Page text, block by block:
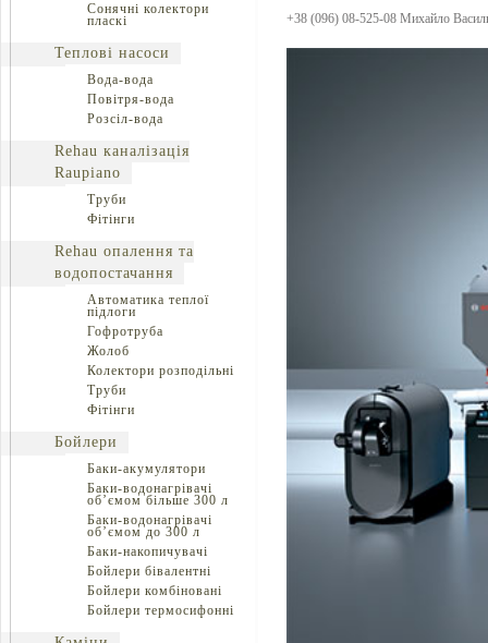
Сонячні колектори
пласкі
Теплові насоси
Вода-вода
Повітря-вода
Розсіл-вода
Rehau каналізація
Raupiano
Труби
Фітінги
Rehau опалення та
водопостачання
Автоматика теплої
підлоги
Гофротруба
Жолоб
Колектори розподільні
Труби
Фітінги
Бойлери
Баки-акумулятори
Баки-водонагрівачі
об’ємом більше 300 л
Баки-водонагрівачі
об’ємом до 300 л
Баки-накопичувачі
Бойлери бівалентні
Бойлери комбіновані
Бойлери термосифонні
+38 (096) 08-525-08 Михайло